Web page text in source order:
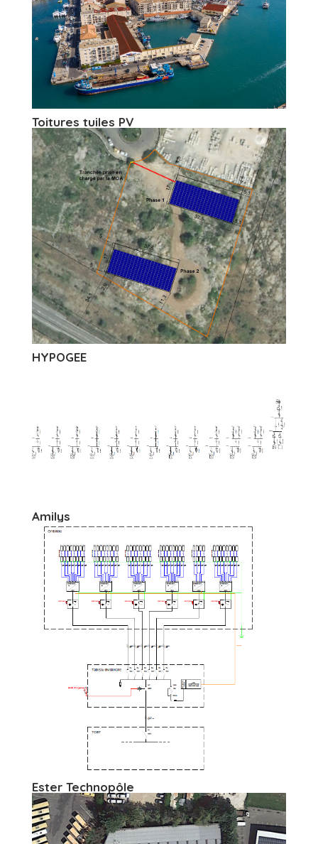
Toitures tuiles PV
HYPOGEE
Amilys
Ester Technopôle